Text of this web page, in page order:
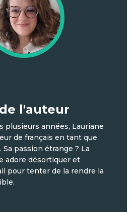
l'auteur
plusieurs années, Lauriane
de français en tant que
passion étrange ? La
adore désortiquer et
pour tenter de la rendre la